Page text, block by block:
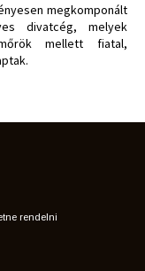
megkomponált
divatcég, melyek
mellett fiatal,
rendelni